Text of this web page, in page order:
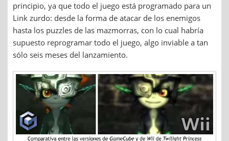
principio, ya que todo el juego está programado para un
Link zurdo: desde la forma de atacar de los enemigos
hasta los puzzles de las mazmorras, con lo cual habría
supuesto reprogramar todo el juego, algo inviable a tan
sólo seis meses del lanzamiento.